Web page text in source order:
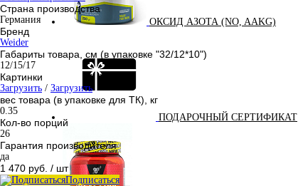
ОКСИД АЗОТА (NO, AAKG)
ПОДАРОЧНЫЙ СЕРТИФИКАТ
Страна производства
Германия
Бренд
Weider
Габариты товара, см (в упаковке "32/12*10")
12/15/17
Картинки
Загрузить / Загрузить
вес товара (в упаковке для ТК), кг
0.35
Кол-во порций
26
Гарантия производителя
да
1 470 руб. / шт
Подписаться